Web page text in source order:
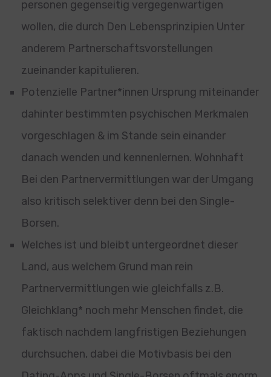
personen gegenseitig vergegenwartigen
wollen, die durch Den Lebensprinzipien Unter
anderem Partnerschaftsvorstellungen
zueinander kapitulieren.
Potenzielle Partner*innen Ursprung miteinander
dahinter bestimmten psychischen Merkmalen
vorgeschlagen & im Stande sein einander
danach wenden und kennenlernen. Wohnhaft
Bei den Partnervermittlungen war der Umgang
also kritisch selektiver denn bei den Single-
Borsen.
Welches ist und bleibt untergeordnet dieser
Land, aus welchem Grund man rein
Partnervermittlungen wie gleichfalls z.B.
Gleichklang* noch mehr Menschen findet, die
faktisch nachdem langfristigen Beziehungen
durchsuchen, dabei die Motivbasis bei den